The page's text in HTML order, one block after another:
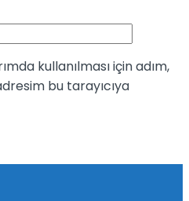
kullanılması için adım,
bu tarayıcıya